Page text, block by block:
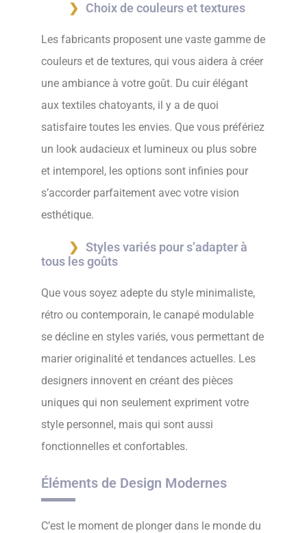
Choix de couleurs et textures
Les fabricants proposent une vaste gamme de
couleurs et de textures, qui vous aidera à créer
une ambiance à votre goût. Du cuir élégant
aux textiles chatoyants, il y a de quoi
satisfaire toutes les envies. Que vous préfériez
un look audacieux et lumineux ou plus sobre
et intemporel, les options sont infinies pour
s’accorder parfaitement avec votre vision
esthétique.
Styles variés pour s’adapter à
tous les goûts
Que vous soyez adepte du style minimaliste,
rétro ou contemporain, le canapé modulable
se décline en styles variés, vous permettant de
marier originalité et tendances actuelles. Les
designers innovent en créant des pièces
uniques qui non seulement expriment votre
style personnel, mais qui sont aussi
fonctionnelles et confortables.
Éléments de Design Modernes
C’est le moment de plonger dans le monde du